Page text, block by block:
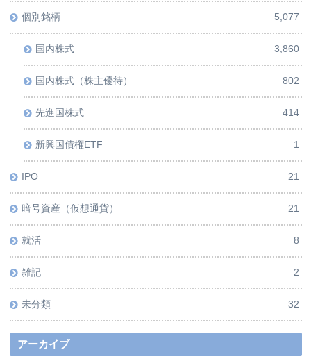
個別銘柄 5,077
国内株式 3,860
国内株式（株主優待） 802
先進国株式 414
新興国債権ETF 1
IPO 21
暗号資産（仮想通貨） 21
就活 8
雑記 2
未分類 32
アーカイブ